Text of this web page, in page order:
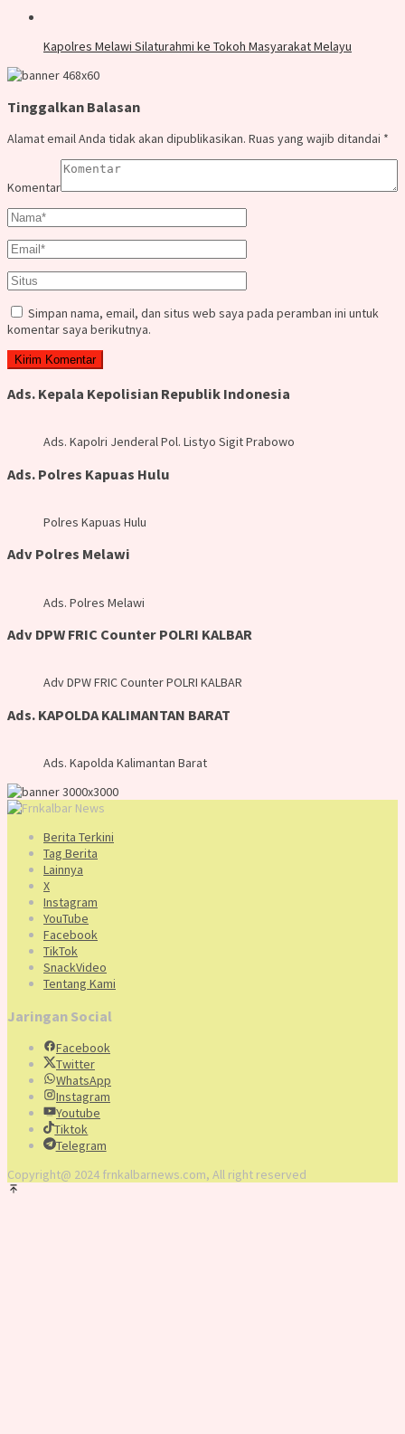
Kapolres Melawi Silaturahmi ke Tokoh Masyarakat Melayu
Tinggalkan Balasan
Alamat email Anda tidak akan dipublikasikan. Ruas yang wajib ditandai *
Komentar
Simpan nama, email, dan situs web saya pada peramban ini untuk
komentar saya berikutnya.
Ads. Kepala Kepolisian Republik Indonesia
Ads. Kapolri Jenderal Pol. Listyo Sigit Prabowo
Ads. Polres Kapuas Hulu
Polres Kapuas Hulu
Adv Polres Melawi
Ads. Polres Melawi
Adv DPW FRIC Counter POLRI KALBAR
Adv DPW FRIC Counter POLRI KALBAR
Ads. KAPOLDA KALIMANTAN BARAT
Ads. Kapolda Kalimantan Barat
Berita Terkini
Tag Berita
Lainnya
X
Instagram
YouTube
Facebook
TikTok
SnackVideo
Tentang Kami
Jaringan Social
Facebook
Twitter
WhatsApp
Instagram
Youtube
Tiktok
Telegram
Copyright@ 2024 frnkalbarnews.com, All right reserved